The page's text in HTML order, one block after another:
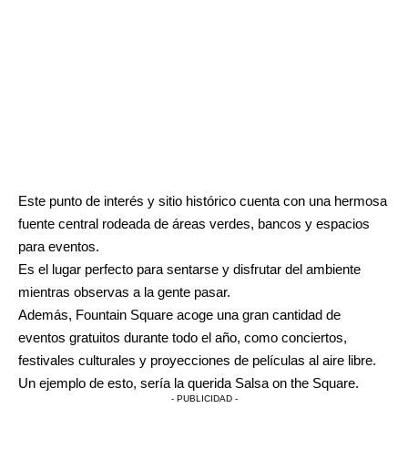
Este punto de interés y sitio histórico cuenta con una hermosa
fuente central rodeada de áreas verdes, bancos y espacios
para eventos.
Es el lugar perfecto para sentarse y disfrutar del ambiente
mientras observas a la gente pasar.
Además, Fountain Square acoge una gran cantidad de
eventos gratuitos durante todo el año, como conciertos,
festivales culturales y proyecciones de películas al aire libre.
Un ejemplo de esto, sería la querida Salsa on the Square.
- PUBLICIDAD -